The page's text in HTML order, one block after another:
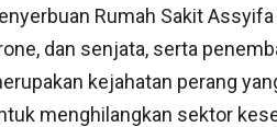
Rumah Sakit
dan senjata, serta
kejahatan perang
menghilangkan sektor